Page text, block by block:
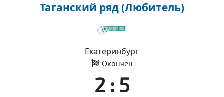
Таганский ряд (Любитель)
Екатеринбург
Окончен
2 : 5